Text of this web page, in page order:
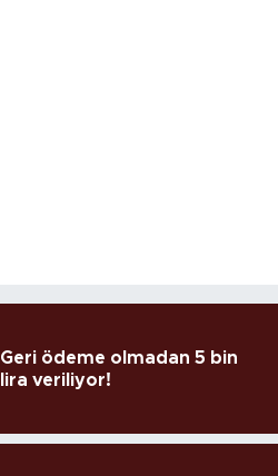
Geri ödeme olmadan 5 bin
lira veriliyor!